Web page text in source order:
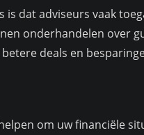
is dat adviseurs vaak
onderhandelen over
deals en
om uw financiële